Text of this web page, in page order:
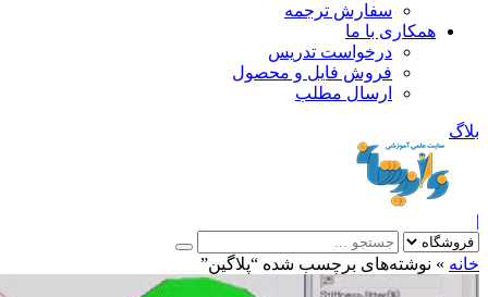
سفارش ترجمه
همکاری با ما
درخواست تدریس
فروش فایل و محصول
ارسال مطلب
»نوشته‌های برچسب شده “پلاگین”